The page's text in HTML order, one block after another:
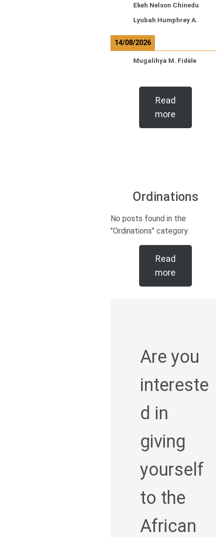
Ekeh Nelson Chinedu
Lyubah Humphrey A.
14/08/2026
Mugalihya M. Fidèle
Read
more
Ordinations
No posts found in the
"Ordinations" category.
Read
more
Are you
intereste
d in
giving
yourself
to the
African